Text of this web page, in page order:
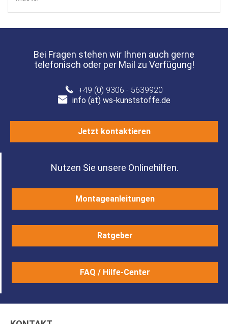
Bei Fragen stehen wir Ihnen auch gerne
telefonisch oder per Mail zu Verfügung!
+49 (0) 9306 - 5639920
info (at) ws-kunststoffe.de
Jetzt kontaktieren
Nutzen Sie unsere Onlinehilfen.
Montageanleitungen
Ratgeber
FAQ / Hilfe-Center